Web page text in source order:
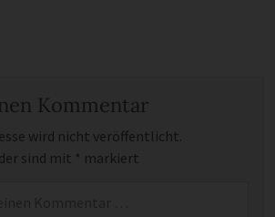
Kommentar
wird nicht veröffentlicht.
sind mit * markiert